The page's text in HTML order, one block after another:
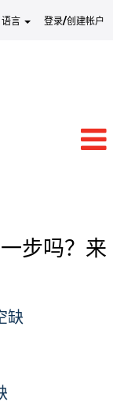
语言 登录/创建帐户
步吗？来
缺